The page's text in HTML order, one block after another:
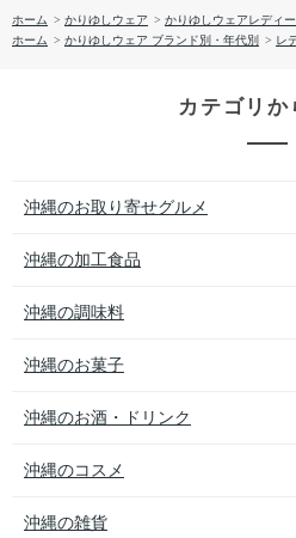
ホーム > かりゆしウェア > かりゆしウェアレディ
ホーム > かりゆしウェア ブランド別・年代別 > レ
カテゴリか
沖縄のお取り寄せグルメ
沖縄の加工食品
沖縄の調味料
沖縄のお菓子
沖縄のお酒・ドリンク
沖縄のコスメ
沖縄の雑貨